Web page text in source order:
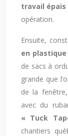
travail
opération.
Ensuite,
en
de sacs à
grande que
de la
avec du
« Tuck
chantiers